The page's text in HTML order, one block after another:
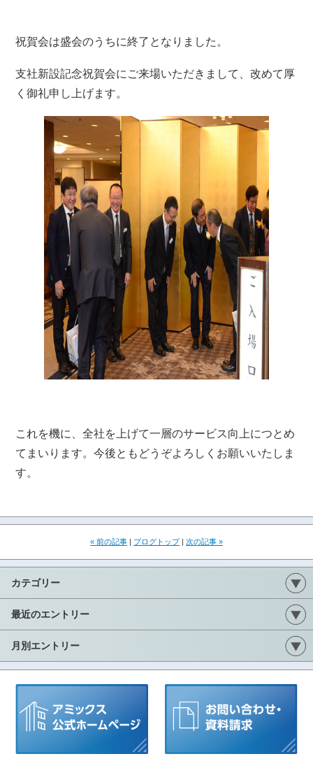
祝賀会は盛会のうちに終了となりました。
支社新設記念祝賀会にご来場いただきまして、改めて厚
く御礼申し上げます。
これを機に、全社を上げて一層のサービス向上につとめ
てまいります。今後ともどうぞよろしくお願いいたしま
す。
« 前の記事 ブログトップ| 次の記事 »
カテゴリー
最近のエントリー
月別エントリー